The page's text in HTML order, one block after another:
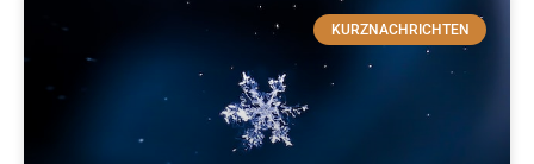
KURZNACHRICHTEN